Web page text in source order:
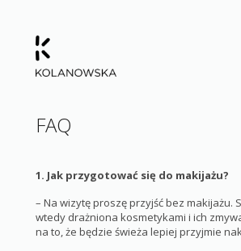
FAQ
1. Jak przygotować się do makijażu?
– Na wizytę proszę przyjść bez makijażu.
wtedy drażniona kosmetykami i ich
na to, że będzie świeża lepiej przyjmie